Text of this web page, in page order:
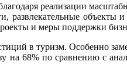
реализации
объекты
и меры поддержки
в туризм. Особенно
на 68% по сравнению с